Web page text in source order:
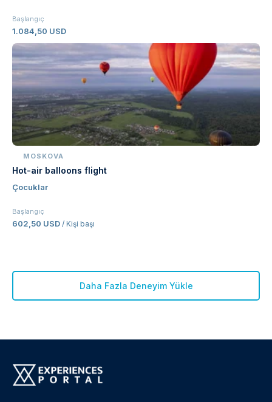
Başlangıç
1.084,50 USD
MOSKOVA
Hot-air balloons flight
Çocuklar
Başlangıç
602,50 USD / Kişi başı
Daha Fazla Deneyim Yükle